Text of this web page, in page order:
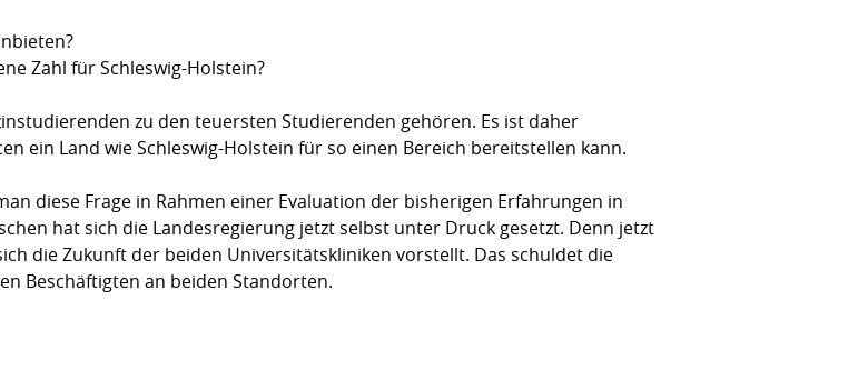
Zahl für Schleswig-Holstein?
zu den teuersten Studierenden gehören. Es ist daher
ein Land wie Schleswig-Holstein für so einen Bereich bereitstellen kann.
diese Frage in Rahmen einer Evaluation der bisherigen Erfahrungen in
hat sich die Landesregierung jetzt selbst unter Druck gesetzt. Denn jetzt
die Zukunft der beiden Universitätskliniken vorstellt. Das schuldet die
Beschäftigten an beiden Standorten.